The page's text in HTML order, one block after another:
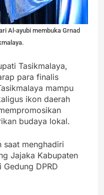
Al-ayubi membuka Grnad
Tasikmalaya,
para finalis
mampu
ikon daerah
budaya lokal.
saat menghadiri
Jajaka Kabupaten
DPRD